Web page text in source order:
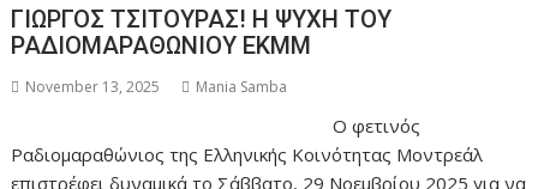
ΓΙΩΡΓΟΣ ΤΣΙΤΟΥΡΑΣ! Η ΨΥΧΗ ΤΟΥ
ΡΑΔΙΟΜΑΡΑΘΩΝΙΟΥ ΕΚΜΜ
November 13, 2025 Mania Samba
Ο φετινός
Ραδιομαραθώνιος της Ελληνικής Κοινότητας Μοντρεάλ
επιστρέφει δυναμικά το Σάββατο, 29 Νοεμβρίου 2025 για να